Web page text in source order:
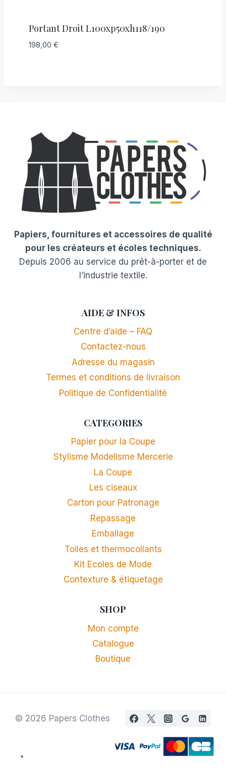
Portant Droit L100xp50xh118/190
198,00 €
Papiers, fournitures et accessoires de qualité
pour les créateurs et écoles techniques.
Depuis 2006 au service du prêt-à-porter et de
l’industrie textile.
AIDE & INFOS
Centre d’aide – FAQ
Contactez-nous
Adresse du magasin
Termes et conditions de livraison
Politique de Confidentialité
CATEGORIES
Papier pour la Coupe
Stylisme Modelisme Mercerie
La Coupe
Les ciseaux
Carton pour Patronage
Repassage
Emballage
Toiles et thermocollants
Kit Ecoles de Mode
Contexture & étiquetage
SHOP
Mon compte
Catalogue
Boutique
© 2026 Papers Clothes